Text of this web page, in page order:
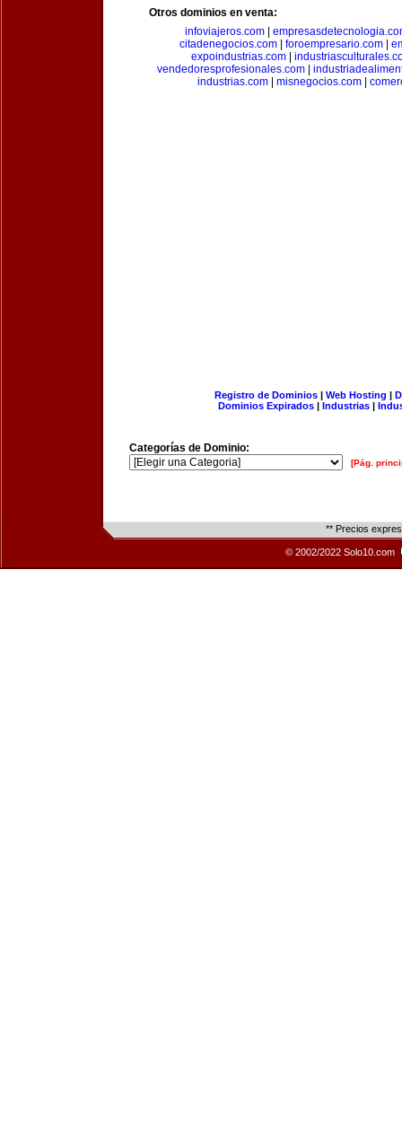
Otros dominios en venta:
infoviajeros.com
citadenegocios.com
foroempresario.com
expoindustrias.com
vendedoresprofesionales.com|
industrias.com
misnegocios.com
Registro de Dominios| Web Hosting |
Dominios Expirados | Industrias |
Categorías de Dominio:
[Pág.
** Precios
© 2002/2022 Solo10.com